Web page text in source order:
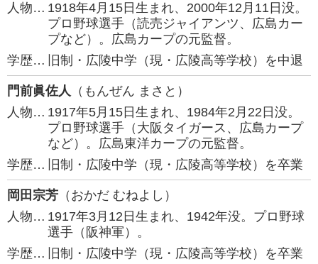
人物… 1918年4月15日生まれ、2000年12月11日没。
プロ野球選手（読売ジャイアンツ、広島カー
プなど）。広島カープの元監督。
学歴…
旧制・広陵中学（現・広陵高等学校）を中退
門前眞佐人 （もんぜん まさと）
人物… 1917年5月15日生まれ、1984年2月22日没。
プロ野球選手（大阪タイガース、広島カープ
など）。広島東洋カープの元監督。
学歴…
旧制・広陵中学（現・広陵高等学校）を卒業
岡田宗芳 （おかだ むねよし）
人物… 1917年3月12日生まれ、1942年没。プロ野球
選手（阪神軍）。
学歴…
旧制・広陵中学（現・広陵高等学校）を卒業